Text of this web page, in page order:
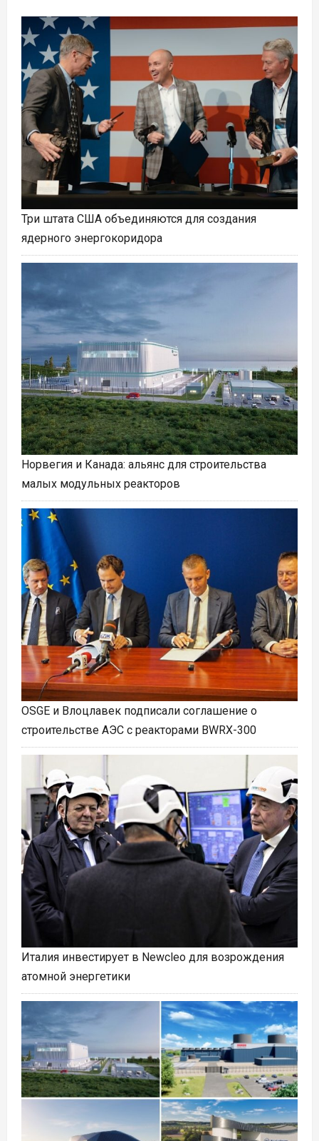
Три штата США объединяются для создания
ядерного энергокоридора
Норвегия и Канада: альянс для строительства
малых модульных реакторов
OSGE и Влоцлавек подписали соглашение о
строительстве АЭС с реакторами BWRX-300
Италия инвестирует в Newcleo для возрождения
атомной энергетики